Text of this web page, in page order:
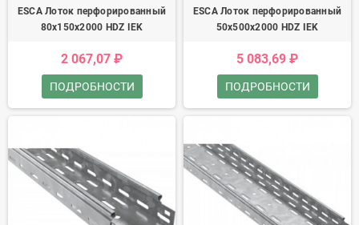
ESCA Лоток перфорированный
80х150х2000 HDZ IEK
2 067,07 ₽
ПОДРОБНОСТИ
ESCA Лоток перфорированный
50х500х2000 HDZ IEK
5 083,69 ₽
ПОДРОБНОСТИ